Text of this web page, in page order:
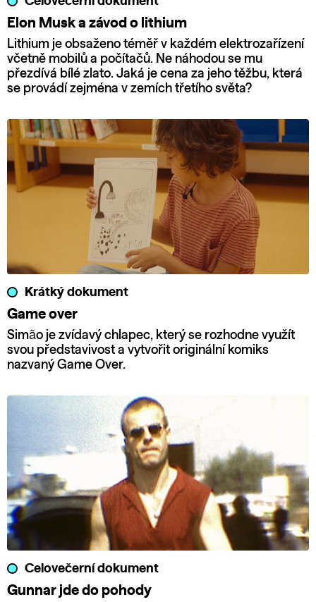
Elon Musk a závod o lithium
Lithium je obsaženo téměř v každém elektrozařízení
včetně mobilů a počítačů. Ne náhodou se mu
přezdívá bílé zlato. Jaká je cena za jeho těžbu, která
se provádí zejména v zemích třetího světa?
Krátký dokument
Game over
Simão je zvídavý chlapec, který se rozhodne využít
svou představivost a vytvořit originální komiks
nazvaný Game Over.
Celovečerní dokument
Gunnar jde do pohody